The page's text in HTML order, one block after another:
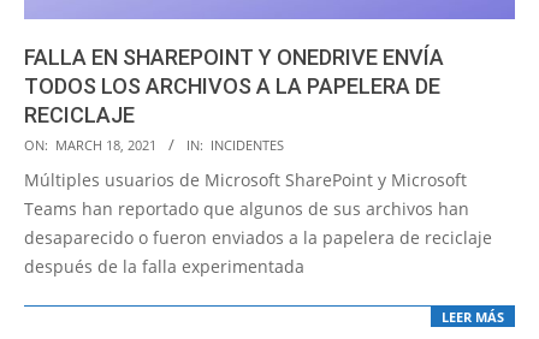
FALLA EN SHAREPOINT Y ONEDRIVE ENVÍA
TODOS LOS ARCHIVOS A LA PAPELERA DE
RECICLAJE
2021-
03-
18
ON: MARCH 18, 2021 IN: INCIDENTES
Múltiples usuarios de Microsoft SharePoint y Microsoft
Teams han reportado que algunos de sus archivos han
desaparecido o fueron enviados a la papelera de reciclaje
después de la falla experimentada
LEER MÁS